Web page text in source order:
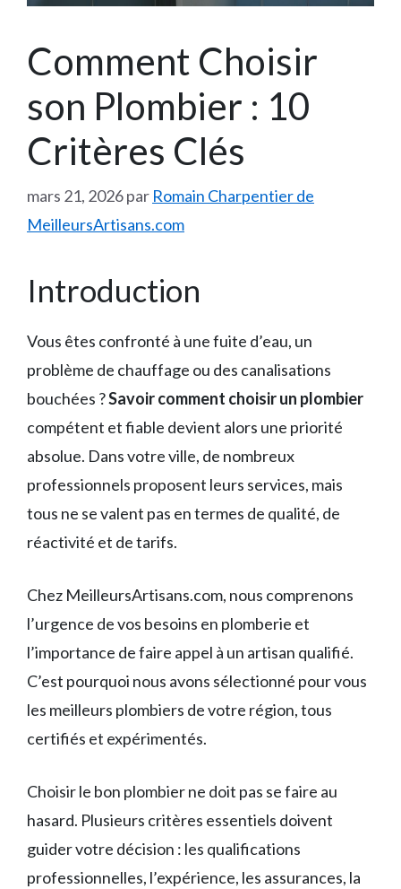
Comment Choisir
son Plombier : 10
Critères Clés
mars 21, 2026par Romain Charpentier de
MeilleursArtisans.com
Introduction
Vous êtes confronté à une fuite d’eau, un
problème de chauffage ou des canalisations
bouchées ?Savoir comment choisir un plombier
compétent et fiable devient alors une priorité
absolue. Dans votre ville, de nombreux
professionnels proposent leurs services, mais
tous ne se valent pas en termes de qualité, de
réactivité et de tarifs.
Chez MeilleursArtisans.com, nous comprenons
l’urgence de vos besoins en plomberie et
l’importance de faire appel à un artisan qualifié.
C’est pourquoi nous avons sélectionné pour vous
les meilleurs plombiers de votre région, tous
certifiés et expérimentés.
Choisir le bon plombier ne doit pas se faire au
hasard. Plusieurs critères essentiels doivent
guider votre décision : les qualifications
professionnelles, l’expérience, les assurances, la